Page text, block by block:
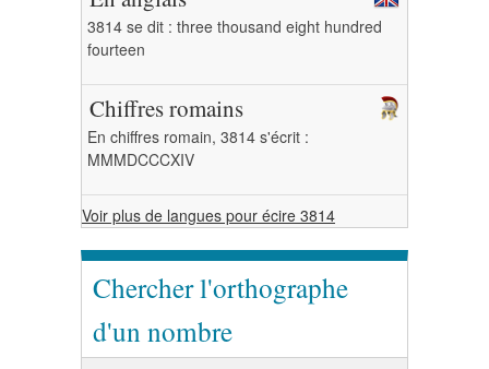
3814 se dit : three thousand eight hundred
fourteen
Chiffres romains
En chiffres romain, 3814 s'écrit :
MMMDCCCXIV
Voir plus de langues pour écire 3814
Chercher l'orthographe
d'un nombre